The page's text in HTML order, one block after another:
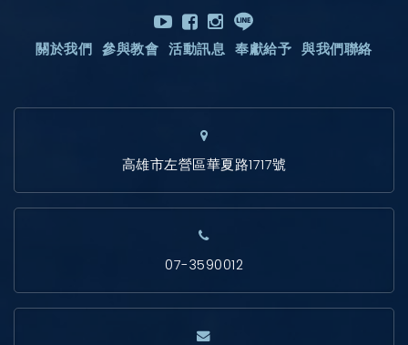
關於我們 參與教會 活動訊息 奉獻給予 與我們聯絡
高雄市左營區華夏路1717號
07-3590012